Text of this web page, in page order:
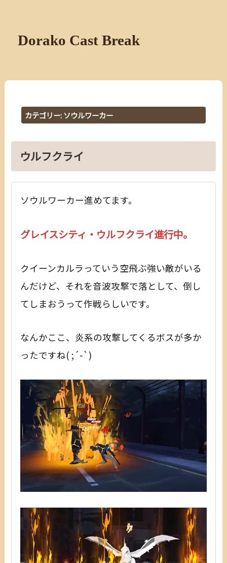
Dorako Cast Break
カテゴリー: ソウルワーカー
ウルフクライ
ソウルワーカー進めてます。
グレイスシティ・ウルフクライ進行中。
クイーンカルラっていう空飛ぶ強い敵がいる
んだけど、それを音波攻撃で落として、倒し
てしまおうって作戦らしいです。
なんかここ、炎系の攻撃してくるボスが多か
ったですね( ;´-`)